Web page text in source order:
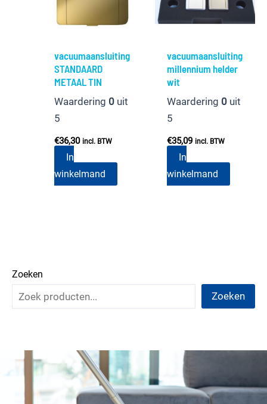
Zoeken
Zoeken
vacuumaansluiting
STANDAARD
METAAL TIN
Waardering 0 uit
5
€36,30 incl. BTW
In
winkelmand
vacuumaansluiting
millennium helder
wit
Waardering 0uit
5
€35,09 incl. BTW
In
winkelmand